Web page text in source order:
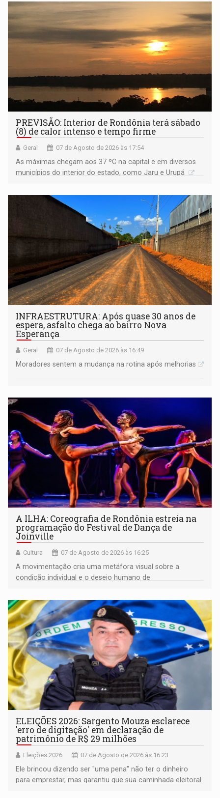
PREVISÃO: Interior de Rondônia terá sábado
(8) de calor intenso e tempo firme
Geral 07 de Agosto de 2026 às 17:54
As máximas chegam aos 37 ºC na capital e em diversos
municípios do interior do estado, como Jaru e Urupá
INFRAESTRUTURA: Após quase 30 anos de
espera, asfalto chega ao bairro Nova
Esperança
Geral 07 de Agosto de 2026 às 16:49
Moradores sentem a mudança na rotina após melhorias
A ILHA: Coreografia de Rondônia estreia na
programação do Festival de Dança de
Joinville
Cultura 07 de Agosto de 2026 às 16:25
A movimentação cria uma metáfora visual sobre a
condição individual e o desejo humano de
ELEIÇÕES 2026: Sargento Mouza esclarece
'erro de digitação' em declaração de
patrimônio de R$ 29 milhões
Eleições 2026 07 de Agosto de 2026 às 16:23
Ele brincou dizendo ser "uma pena" não ter o dinheiro
para emprestar, mas garantiu que sua caminhada eleitoral